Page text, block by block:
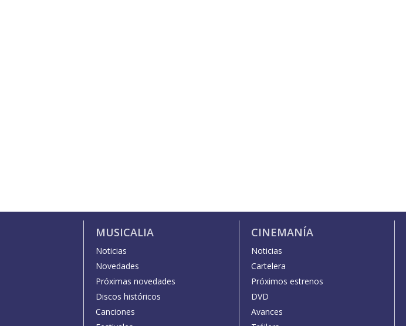
MUSICALIA
Noticias
Novedades
Próximas novedades
Discos históricos
Canciones
CINEMANÍA
Noticias
Cartelera
Próximos estrenos
DVD
Avances